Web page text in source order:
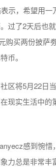
示，希望用
过了2天后也
购买两份披萨
币。
区将5月22日
现实生活中的
感到惋
力总是非常丰